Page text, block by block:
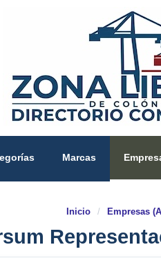
Marcas
Inicio / Empresas